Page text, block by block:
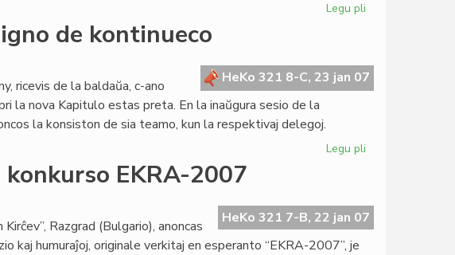
Legu pli
fermiĝas
en
de kontinueco
HeKo 321 8-C, 23 jan 07
ricevis de la baldaŭa, c-ano
la nova Kapitulo estas preta. En la inaŭgura sesio de la
la konsiston de sia teamo, kun la respektivaj delegoj.
Legu pli
signo
de
EKRA-2007
HeKo 321 7-B, 22 jan 07
Razgrad (Bulgario), anoncas
kaj humuraĵoj, originale verkitaj en esperanto “EKRA-2007”, je